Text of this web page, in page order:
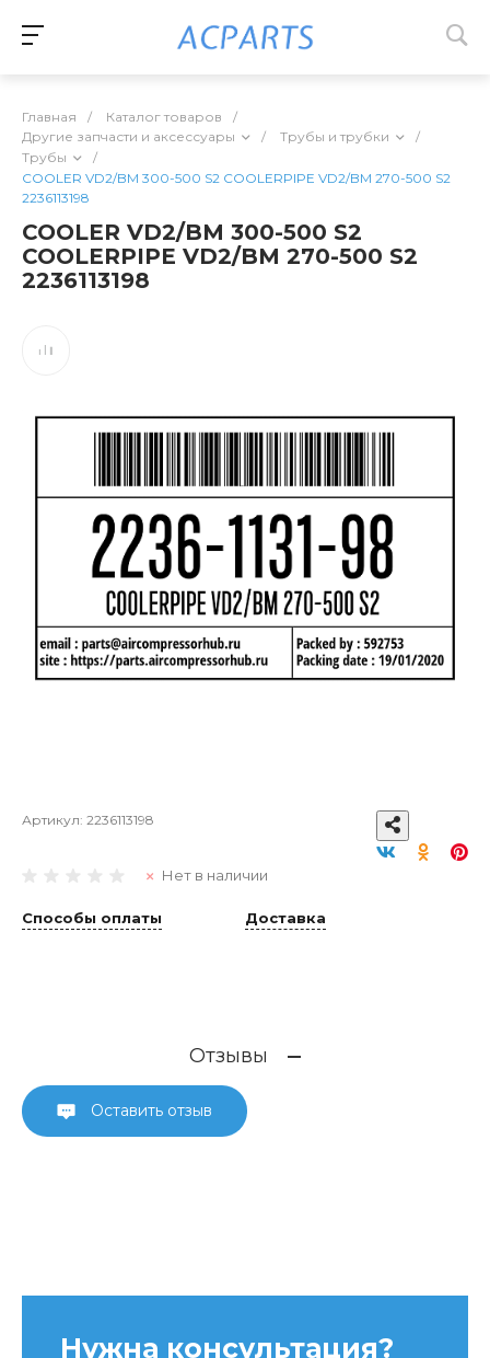
Главная / Каталог товаров
/
Другие запчасти и аксессуары
/ Трубы и трубки
/
Трубы
/
COOLER VD2/BM 300-500 S2 COOLERPIPE VD2/BM 270-500 S2
2236113198
COOLER VD2/BM 300-500 S2
COOLERPIPE VD2/BM 270-500 S2
2236113198
Артикул: 2236113198
Нет в наличии
Способы оплаты Доставка
Отзывы
Оставить отзыв
Нужна консультация?